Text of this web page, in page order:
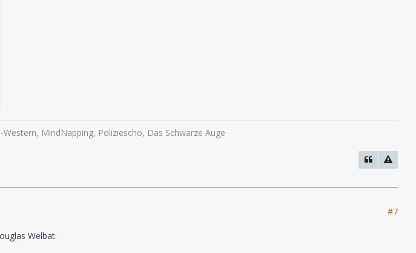
Western, MindNapping, Poliziescho, Das Schwarze Auge
#7
Welbat.